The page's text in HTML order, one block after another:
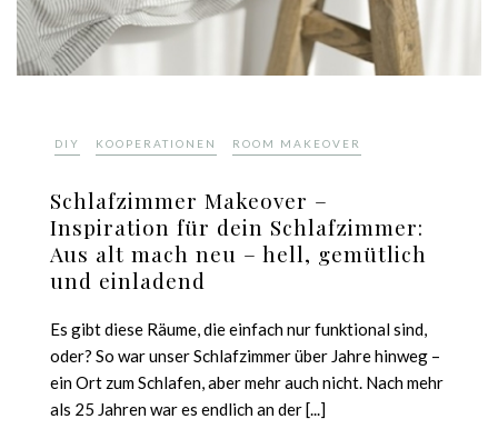
DIY KOOPERATIONEN ROOM MAKEOVER
Schlafzimmer Makeover –
Inspiration für dein Schlafzimmer:
Aus alt mach neu – hell, gemütlich
und einladend
Es gibt diese Räume, die einfach nur funktional sind,
oder? So war unser Schlafzimmer über Jahre hinweg –
ein Ort zum Schlafen, aber mehr auch nicht. Nach mehr
als 25 Jahren war es endlich an der [...]